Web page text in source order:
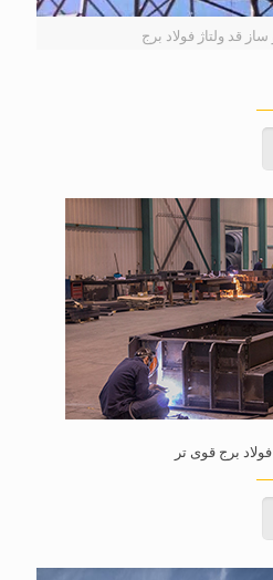
قد ولتاژ فولاد برج
برج قوی تر